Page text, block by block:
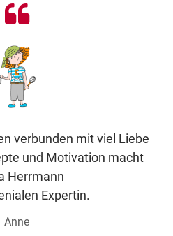
verbunden mit viel Liebe
und Motivation macht
Herrmann
Expertin.
Anne